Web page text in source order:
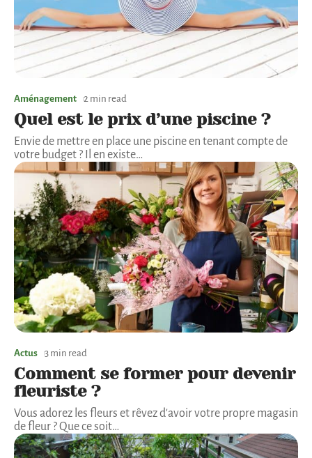
Aménagement 2 min read
Quel est le prix d’une piscine ?
Envie de mettre en place une piscine en tenant compte de
votre budget ? Il en existe…
Actus 3 min read
Comment se former pour devenir
fleuriste ?
Vous adorez les fleurs et rêvez d'avoir votre propre magasin
de fleur ? Que ce soit…